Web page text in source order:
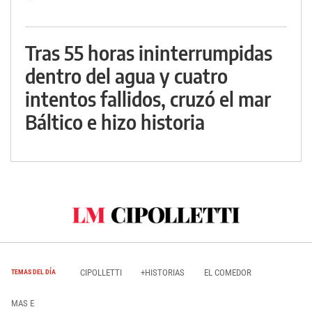
Tras 55 horas ininterrumpidas
dentro del agua y cuatro
intentos fallidos, cruzó el mar
Báltico e hizo historia
TEMAS DEL DÍA CIPOLLETTI +HISTORIAS EL COMEDOR
MAS E